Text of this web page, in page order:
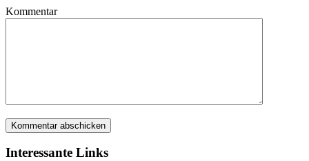
Kommentar
Interessante Links